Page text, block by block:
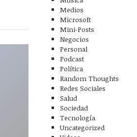
Déjame Googlearlo por
Medios
Microsoft
Mini-Posts
Negocios
Personal
Podcast
Política
Random Thoughts
Redes Sociales
Salud
Sociedad
Tecnología
Uncategorized